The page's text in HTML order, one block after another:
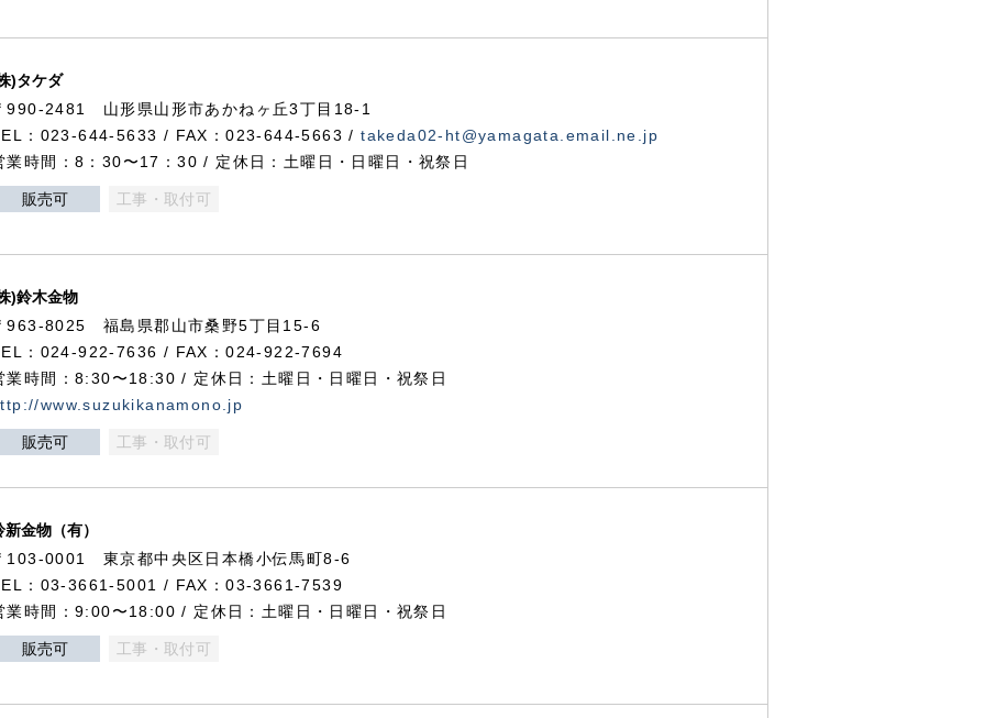
)タケダ
990-2481 山形県山形市あかねヶ丘3丁目18-1
：023-644-5633 / FAX：023-644-5663 /takeda02-ht@yamagata.email.ne.jp
業時間：8：30〜17：30 / 定休日：土曜日・日曜日・祝祭日
販売可 工事・取付可
)鈴木金物
963-8025 福島県郡山市桑野5丁目15-6
：024-922-7636 / FAX：024-922-7694
業時間：8:30〜18:30 / 定休日：土曜日・日曜日・祝祭日
www.suzukikanamono.jp
販売可 工事・取付可
新金物（有）
103-0001 東京都中央区日本橋小伝馬町8-6
：03-3661-5001 / FAX：03-3661-7539
業時間：9:00〜18:00 / 定休日：土曜日・日曜日・祝祭日
販売可 工事・取付可